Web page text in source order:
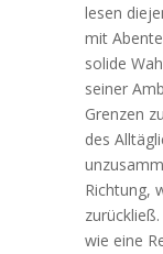
lesen
mit
solide
seiner
Grenzen
des
Richtung,
wie eine